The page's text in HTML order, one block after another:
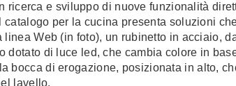
ricerca e sviluppo di nuove funzionalità
catalogo per la cucina presenta soluzioni
Web (in foto), un rubinetto in acciaio,
dotato di luce led, che cambia colore in
bocca di erogazione, posizionata in alto,
lavello.